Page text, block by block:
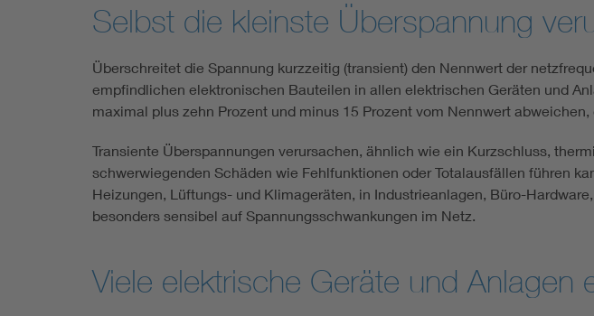
Selbst die kleinste Überspannung
Überschreitet die Spannung kurzzeitig (transient) den Nennwert der
empfindlichen elektronischen Bauteilen in allen elektrischen Geräten und
maximal plus zehn Prozent und minus 15 Prozent vom Nennwert
Transiente Überspannungen verursachen, ähnlich wie ein Kurzschluss,
schwerwiegenden Schäden wie Fehlfunktionen oder Totalausfällen führen
Heizungen, Lüftungs- und Klimageräten, in Industrieanlagen, Büro-
besonders sensibel auf Spannungsschwankungen im Netz.
Viele elektrische Geräte und